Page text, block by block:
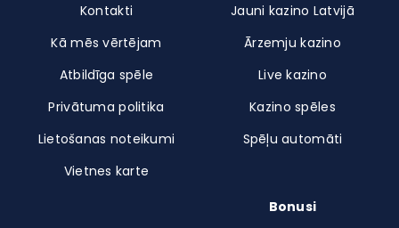
Kontakti
Kā mēs vērtējam
Atbildīga spēle
Privātuma politika
Lietošanas noteikumi
Vietnes karte
Jauni kazino Latvijā
Ārzemju kazino
Live kazino
Kazino spēles
Spēļu automāti
Bonusi